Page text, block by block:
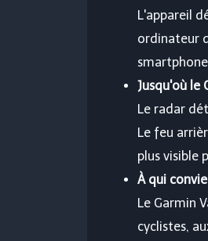
L'appareil
ordinateur
Jusqu'où le
Le radar
Le feu
plus visible
À qui
Le Garmin
cyclistes,